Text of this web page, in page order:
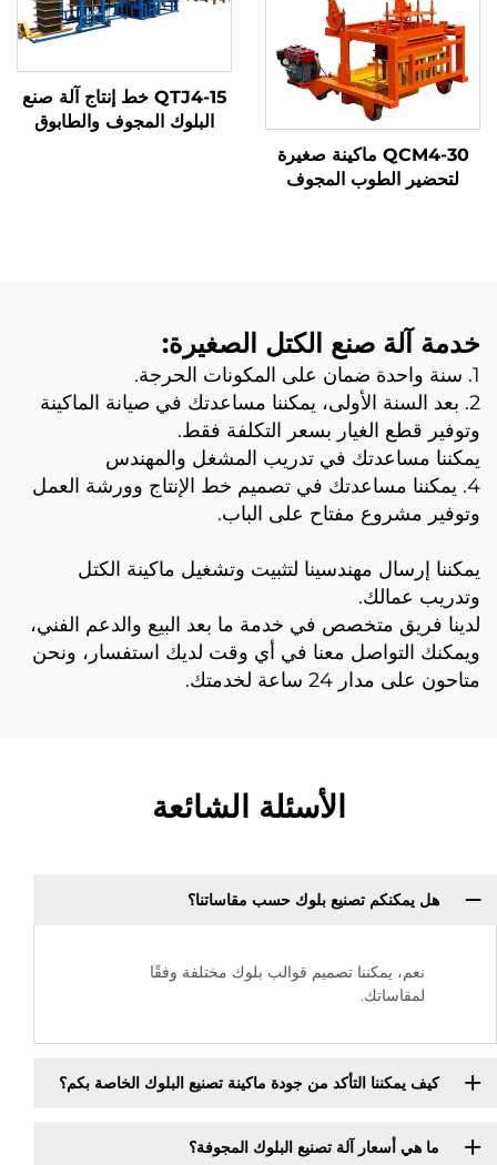
QCM4-30 ماكينة صغيرة
لتحضير الطوب المجوف
QTJ4-15 خط إنتاج آلة صنع
البلوك المجوف والطابوق
خدمة آلة صنع الكتل الصغيرة:
1. سنة واحدة ضمان على المكونات الحرجة.
2. بعد السنة الأولى، يمكننا مساعدتك في صيانة الماكينة
وتوفير قطع الغيار بسعر التكلفة فقط.
يمكننا مساعدتك في تدريب المشغل والمهندس
4. يمكننا مساعدتك في تصميم خط الإنتاج وورشة العمل
وتوفير مشروع مفتاح على الباب.
يمكننا إرسال مهندسينا لتثبيت وتشغيل ماكينة الكتل
وتدريب عمالك.
لدينا فريق متخصص في خدمة ما بعد البيع والدعم الفني،
ويمكنك التواصل معنا في أي وقت لديك استفسار، ونحن
متاحون على مدار 24 ساعة لخدمتك.
الأسئلة الشائعة
هل يمكنكم تصنيع بلوك حسب مقاساتنا؟
نعم، يمكننا تصميم قوالب بلوك مختلفة وفقًا
لمقاساتك.
كيف يمكننا التأكد من جودة ماكينة تصنيع البلوك الخاصة بكم؟
ما هي أسعار آلة تصنيع البلوك المجوفة؟